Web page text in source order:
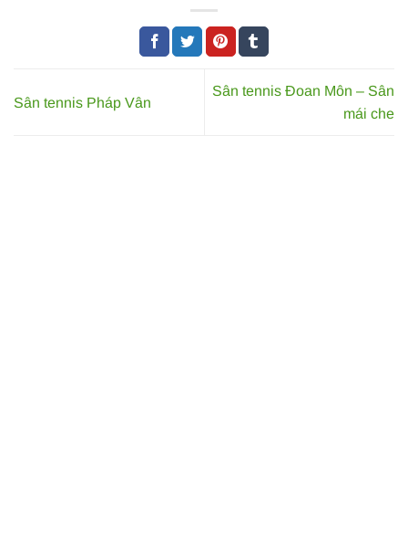
Sân tennis Pháp Vân
Sân tennis Đoan Môn – Sân
mái che